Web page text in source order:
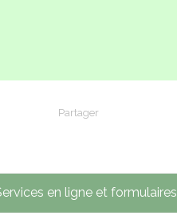
Partager
en ligne et formulaires